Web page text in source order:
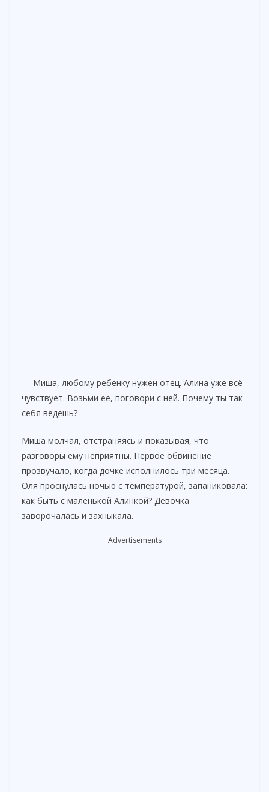
— Миша, любому ребёнку нужен отец. Алина уже всё
чувствует. Возьми её, поговори с ней. Почему ты так
себя ведёшь?
Миша молчал, отстраняясь и показывая, что
разговоры ему неприятны. Первое обвинение
прозвучало, когда дочке исполнилось три месяца.
Оля проснулась ночью с температурой, запаниковала:
как быть с маленькой Алинкой? Девочка
заворочалась и захныкала.
Advertisements